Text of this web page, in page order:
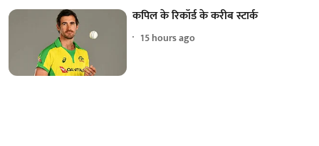
कपिल के रिकॉर्ड के करीब स्टार्क
15 hours ago